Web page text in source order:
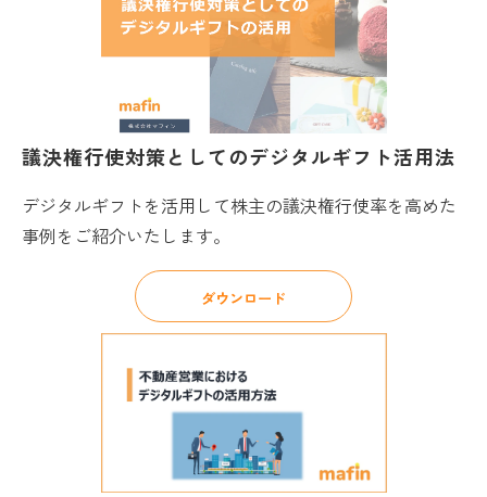
議決権行使対策としてのデジタルギフト活用法
デジタルギフトを活用して株主の議決権行使率を高めた
事例をご紹介いたします。
ダウンロード